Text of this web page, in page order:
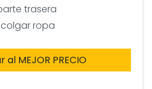
trasera
ropa
al MEJOR PRECIO